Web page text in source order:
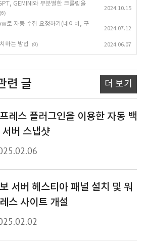
GEMINI와 무분별한 크롤링을
(6)
2024.10.15
로 자동 수집 요청하기(네이버, 구
2024.07.12
하는 방법 (0) 2024.06.07
련 글 더 보기
레스 플러그인을 이용한 자동 백
버 스냅샷
서버 헤스티아 패널 설치 및 워
스 사이트 개설